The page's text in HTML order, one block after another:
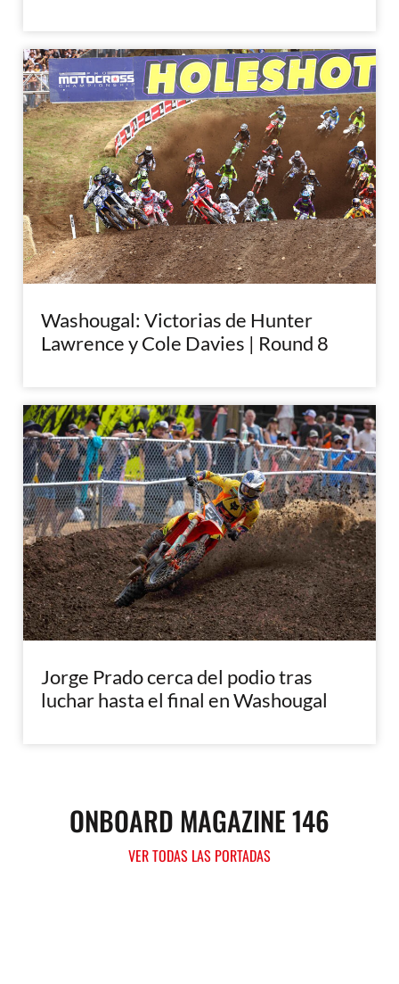
Washougal: Victorias de Hunter
Lawrence y Cole Davies | Round 8
Jorge Prado cerca del podio tras
luchar hasta el final en Washougal
ONBOARD MAGAZINE 146
VER TODAS LAS PORTADAS